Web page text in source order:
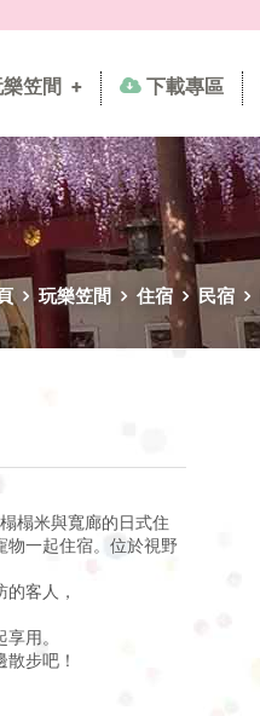
笠間 + 下載專區
玩樂笠間 住宿 民宿
榻米與寬廊的日式住
物一起住宿。位於視野
客人，
用。
步吧！